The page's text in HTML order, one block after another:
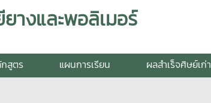
ยางและพอลิเมอร์
กสูตร แผนการเรียน ผลสำเร็จศิษย์เก่า